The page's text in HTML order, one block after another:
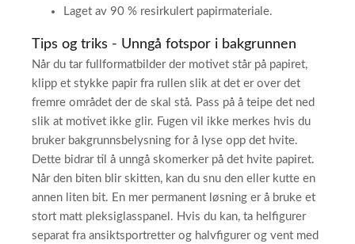
Laget av 90 % resirkulert papirmateriale.
Tips og triks - Unngå fotspor i bakgrunnen
Når du tar fullformatbilder der motivet står på papiret,
klipp et stykke papir fra rullen slik at det er over det
fremre området der de skal stå. Pass på å teipe det ned
slik at motivet ikke glir. Fugen vil ikke merkes hvis du
bruker bakgrunnsbelysning for å lyse opp det hvite.
Dette bidrar til å unngå skomerker på det hvite papiret.
Når den biten blir skitten, kan du snu den eller kutte en
annen liten bit. En mer permanent løsning er å bruke et
stort matt pleksiglasspanel. Hvis du kan, ta helfigurer
separat fra ansiktsportretter og halvfigurer og vent med